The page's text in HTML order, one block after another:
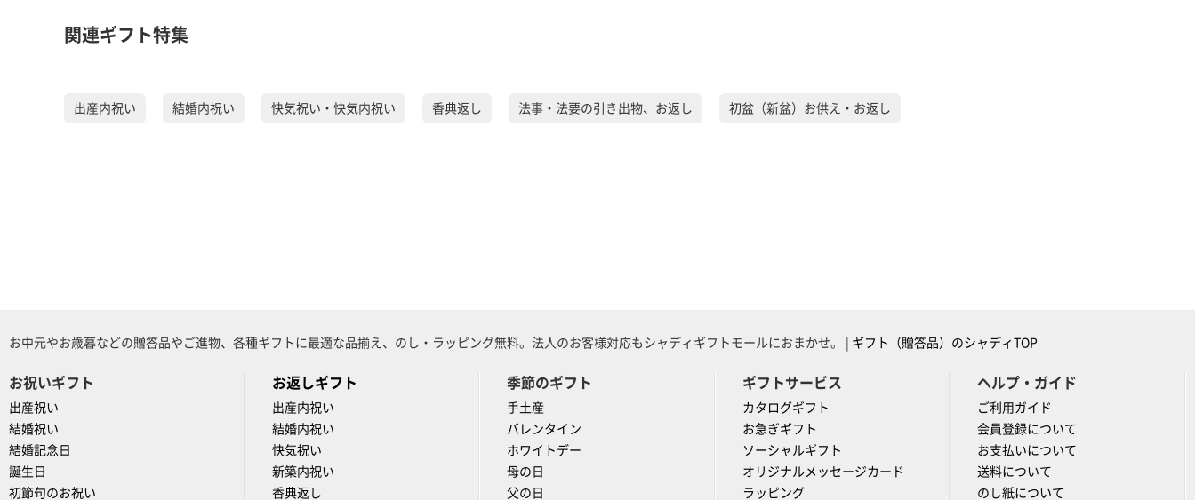
関連ギフト特集
出産内祝い 結婚内祝い 快気祝い・快気内祝い 香典返し 法事・法要の引き出物、お返し 初盆（新盆）お供え・お返し
お中元やお歳暮などの贈答品やご進物、各種ギフトに最適な品揃え、のし・ラッピング無料。法人のお客様対応もシャディギフトモールにおまかせ。 | ギフト（贈答品）のシャディTOP
お祝いギフト
出産祝い
結婚祝い
結婚記念日
誕生日
初節句のお祝い
お返しギフト
出産内祝い
結婚内祝い
快気祝い
新築内祝い
香典返し
季節のギフト
手土産
バレンタイン
ホワイトデー
母の日
父の日
ギフトサービス
カタログギフト
お急ぎギフト
ソーシャルギフト
オリジナルメッセージカード
ラッピング
ヘルプ・ガイド
ご利用ガイド
会員登録について
お支払いについて
送料について
のし紙について